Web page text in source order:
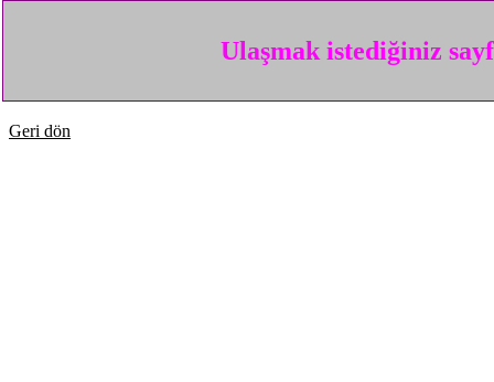
Ulaşmak istediğiniz
Geri dön